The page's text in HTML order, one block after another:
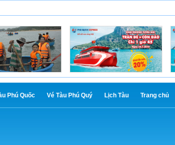
1 chuyến/ngày ở cả 2 bến
Côn Đảo. Thời gian chạy
tàu Cần Thơ – Côn Đảo ...
và du lịch trên tuyến Vũng
2019
Phú Quốc Vé Tàu Phú Quý Lịch Tàu Trang chủ